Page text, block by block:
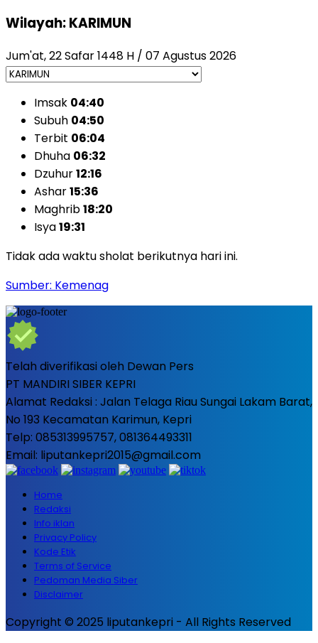
Wilayah: KARIMUN
Jum'at, 22 Safar 1448 H / 07 Agustus 2026
Imsak 04:40
Subuh 04:50
Terbit 06:04
Dhuha 06:32
Dzuhur12:16
Ashar15:36
Maghrib18:20
Isya19:31
Tidak ada waktu sholat berikutnya hari ini.
Sumber: Kemenag
Telah diverifikasi oleh Dewan Pers
PT MANDIRI SIBER KEPRI
Alamat Redaksi : Jalan Telaga Riau Sungai Lakam Barat,
No 193 Kecamatan Karimun, Kepri
Telp: 085313995757, 081364493311
Email: liputankepri2015@gmail.com
Home
Redaksi
Info iklan
Privacy Policy
Kode Etik
Terms of Service
Pedoman Media Siber
Disclaimer
Copyright © 2025 liputankepri - All Rights Reserved